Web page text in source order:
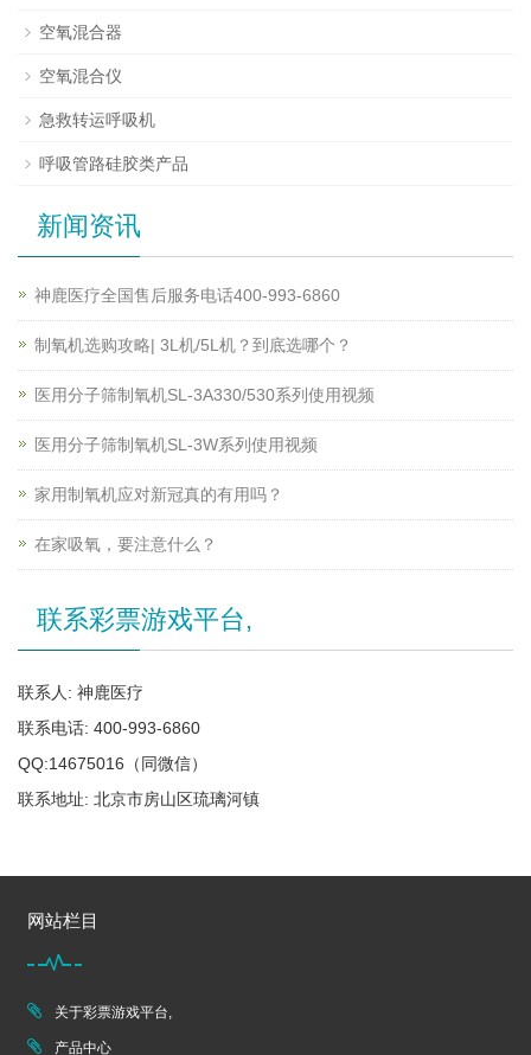
空氧混合器
空氧混合仪
急救转运呼吸机
呼吸管路硅胶类产品
新闻资讯
神鹿医疗全国售后服务电话400-993-6860
制氧机选购攻略| 3L机/5L机？到底选哪个？
医用分子筛制氧机SL-3A330/530系列使用视频
医用分子筛制氧机SL-3W系列使用视频
家用制氧机应对新冠真的有用吗？
在家吸氧，要注意什么？
联系彩票游戏平台,
联系人: 神鹿医疗
联系电话: 400-993-6860
QQ:14675016（同微信）
联系地址: 北京市房山区琉璃河镇
网站栏目
关于彩票游戏平台,
产品中心